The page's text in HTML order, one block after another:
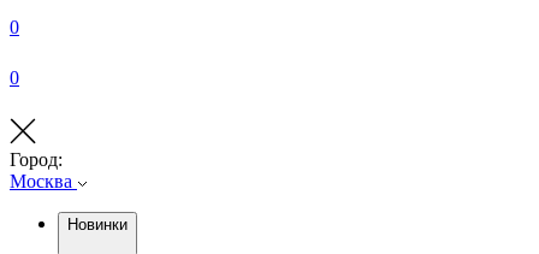
0
0
Город:
Москва
Новинки